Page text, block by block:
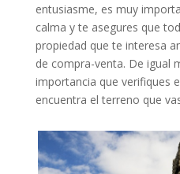
entusiasme, es muy
calma y te asegures que
propiedad que te interesa
de compra-venta. De igual
importancia que verifiques
encuentra el terreno que